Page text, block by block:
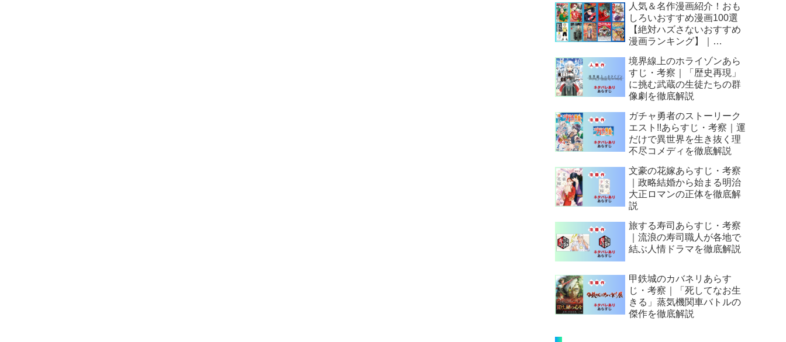
人気＆名作漫画紹介！おも
しろいおすすめ漫画100選
【絶対ハズさないおすすめ
漫画ランキング】｜
境界線上のホライゾンあら
すじ・考察｜「歴史再現」
に挑む武蔵の生徒たちの群
像劇を徹底解説
ガチャ勇者のストーリーク
エスト!!あらすじ・考察｜運
だけで異世界を生き抜く理
不尽コメディを徹底解説
文豪の花嫁あらすじ・考察
｜政略結婚から始まる明治
大正ロマンの正体を徹底解
説
旅する寿司あらすじ・考察
｜流浪の寿司職人が各地で
結ぶ人情ドラマを徹底解説
甲鉄城のカバネリあらす
じ・考察｜「死してなお生
きる」蒸気機関車バトルの
傑作を徹底解説